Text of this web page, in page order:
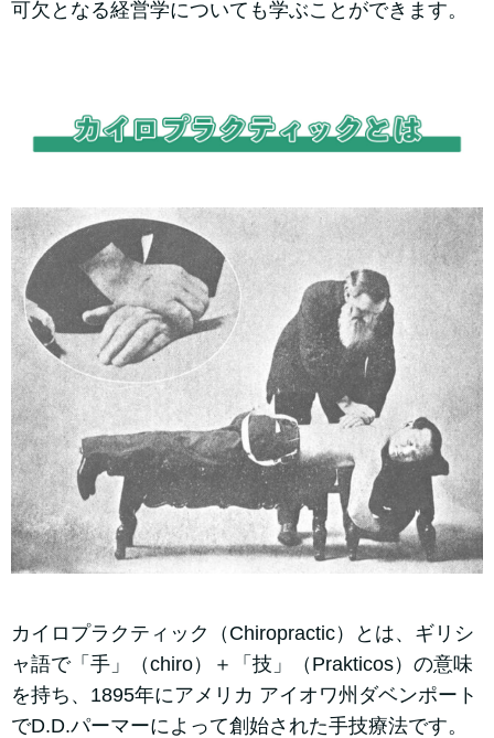
可欠となる経営学についても学ぶことができます。
カイロプラクティック（Chiropractic）とは、ギリシ
ャ語で「手」（chiro）＋「技」（Prakticos）の意味
を持ち、1895年にアメリカ アイオワ州ダベンポート
でD.D.パーマーによって創始された手技療法です。